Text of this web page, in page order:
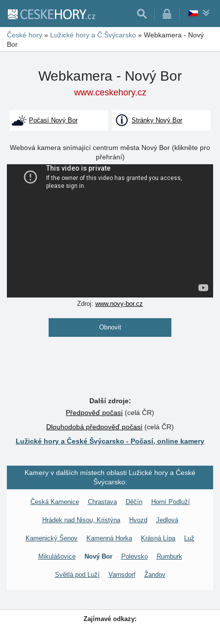
České hory » Lužické hory a Č.Švýcarsko » Webkamera - Nový
Bor
Webkamera - Nový Bor
www.ceskehory.cz
Počasí Nový Bor Stránky Nový Bor
Webová kamera snímající centrum města Nový Bor (klikněte pro
přehrání)
Zdroj: www.novy-bor.cz
Obnovit
Další zdroje:
Předpověď počasí (celá ČR)
Dlouhodobá předpověď počasí (celá ČR)
Lužické hory a České Švýcarsko - Počasí, online kamery
Kamery v dalších místech oblasti Lužické hory a České
Švýcarsko:
Česká Kamenice Chrastava Děčín Horní Podluží
Hrádek nad Nisou, Kristýna Hvozd Jedlová
Kamenický Šenov Kamenná Horka Krásná Lípa Luž
Mikulášovice Nový Bor Polevsko Rumburk
Světlá pod Luží Varnsdorf Žandov
Zajímavé odkazy: